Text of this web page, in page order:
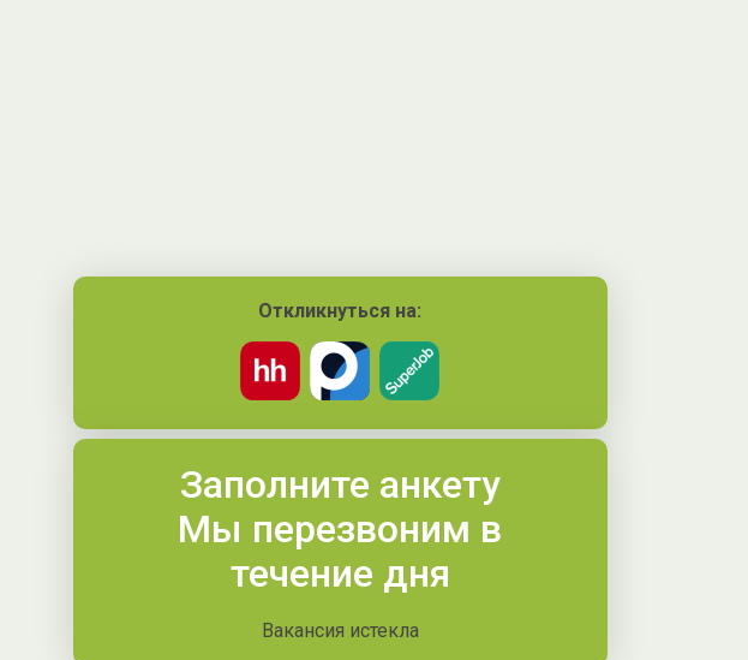
Откликнуться на:
Заполните анкету
Мы перезвоним в
течение дня
Вакансия истекла